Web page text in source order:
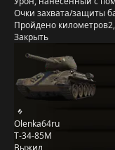
Очки захвата/защиты
Пройдено километров
Закрыть
Olenka64ru
Т-34-85М
Выжил